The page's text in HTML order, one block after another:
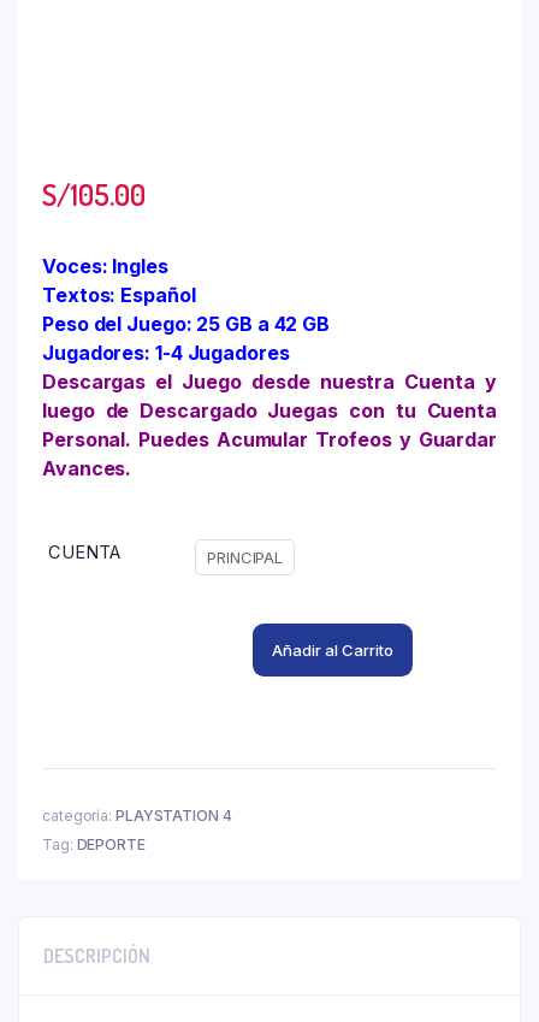
S/105.00
Voces: Ingles
Textos: Español
Peso del Juego: 25 GB a 42 GB
Jugadores: 1-4 Jugadores
Descargas el Juego desde nuestra Cuenta y
luego de Descargado Juegas con tu Cuenta
Personal. Puedes Acumular Trofeos y Guardar
Avances.
CUENTA PRINCIPAL
Añadir al Carrito
categoría: PLAYSTATION 4
Tag: DEPORTE
DESCRIPCIÓN